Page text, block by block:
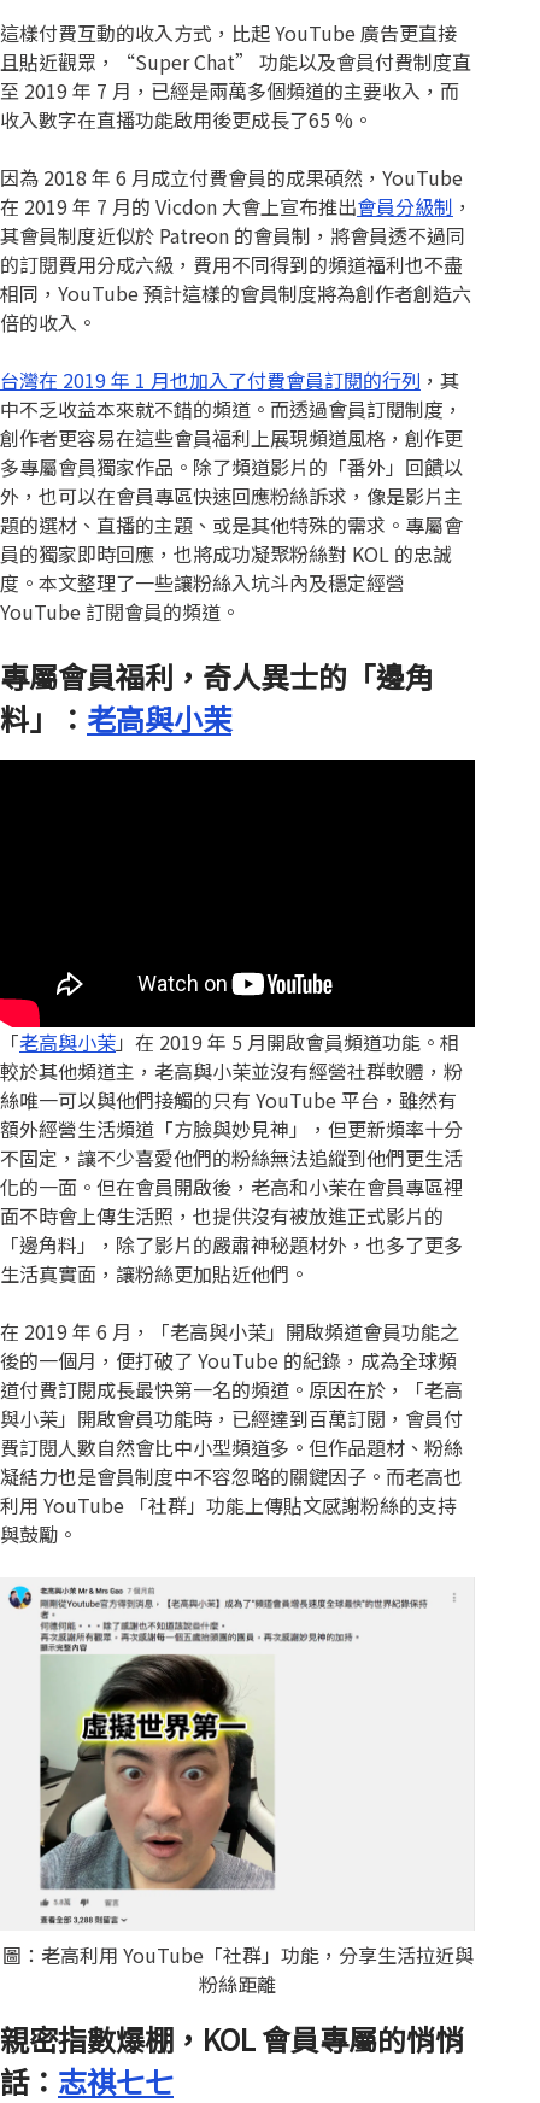
這樣付費互動的收入方式，比起 YouTube 廣告更直接
且貼近觀眾，“Super Chat” 功能以及會員付費制度直
至 2019 年 7 月，已經是兩萬多個頻道的主要收入，而
收入數字在直播功能啟用後更成長了65 %。
因為 2018 年 6 月成立付費會員的成果碩然，YouTube
在 2019 年 7 月的 Vicdon 大會上宣布推出會員分級制 ，
其會員制度近似於 Patreon 的會員制，將會員透不過同
的訂閱費用分成六級，費用不同得到的頻道福利也不盡
相同，YouTube 預計這樣的會員制度將為創作者創造六
倍的收入。
台灣在 2019 年 1 月也加入了付費會員訂閱的行列 ，其
中不乏收益本來就不錯的頻道。而透過會員訂閱制度，
創作者更容易在這些會員福利上展現頻道風格，創作更
多專屬會員獨家作品。除了頻道影片的「番外」回饋以
外，也可以在會員專區快速回應粉絲訴求，像是影片主
題的選材、直播的主題、或是其他特殊的需求。專屬會
員的獨家即時回應，也將成功凝聚粉絲對 KOL 的忠誠
度。本文整理了一些讓粉絲入坑斗內及穩定經營
YouTube 訂閱會員的頻道。
專屬會員福利，奇人異士的「邊角
料」： 老高與小茉
「老高與小茉」在 2019 年 5 月開啟會員頻道功能。相
較於其他頻道主，老高與小茉並沒有經營社群軟體，粉
絲唯一可以與他們接觸的只有 YouTube 平台，雖然有
額外經營生活頻道「方臉與妙見神」，但更新頻率十分
不固定，讓不少喜愛他們的粉絲無法追縱到他們更生活
化的一面。但在會員開啟後，老高和小茉在會員專區裡
面不時會上傳生活照，也提供沒有被放進正式影片的
「邊角料」，除了影片的嚴肅神秘題材外，也多了更多
生活真實面，讓粉絲更加貼近他們。
在 2019 年 6 月，「老高與小茉」開啟頻道會員功能之
後的一個月，便打破了 YouTube 的紀錄，成為全球頻
道付費訂閱成長最快第一名的頻道。原因在於，「老高
與小茉」開啟會員功能時，已經達到百萬訂閱，會員付
費訂閱人數自然會比中小型頻道多。但作品題材、粉絲
凝結力也是會員制度中不容忽略的關鍵因子。而老高也
利用 YouTube 「社群」功能上傳貼文感謝粉絲的支持
與鼓勵。
圖：老高利用 YouTube「社群」功能，分享生活拉近與
粉絲距離
親密指數爆棚，KOL 會員專屬的悄悄
話： 志祺七七